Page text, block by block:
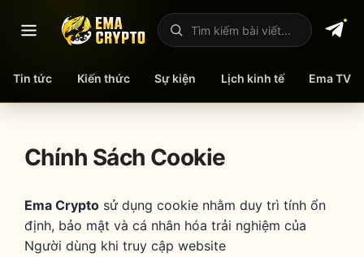
Mở menu
Tìm kiếm bài viết
Tin tức Kiến thức Sự kiện Lịch kinh tế Ema TV
contentChính Sách Cookie
Ema Crypto sử dụng cookie nhằm duy trì tính ổn
định, bảo mật và cá nhân hóa trải nghiệm của
Người dùng khi truy cập website